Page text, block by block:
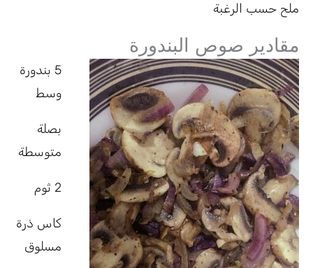
ملح حسب الرغبة
مقادير صوص البندورة
5 بندورة
وسط
بصلة
متوسطة
2 ثوم
كاس ذرة
مسلوق